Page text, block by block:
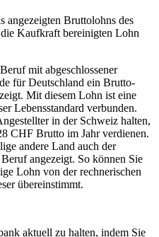
angezeigten Bruttolohns des
Kaufkraft bereinigten Lohn
mit abgeschlossener
für Deutschland ein Brutto-
Mit diesem Lohn ist eine
Lebensstandard verbunden.
in der Schweiz halten,
CHF Brutto im Jahr verdienen.
andere Land auch der
angezeigt. So können Sie
Lohn von der rechnerischen
übereinstimmt.
aktuell zu halten, indem Sie